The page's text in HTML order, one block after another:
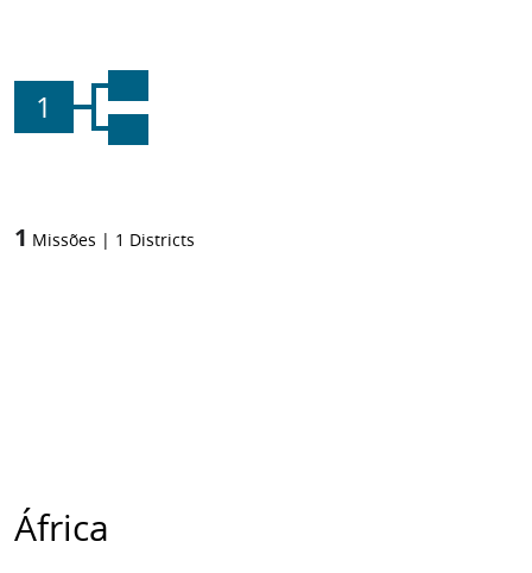
1
1 Missões | 1 Districts
África